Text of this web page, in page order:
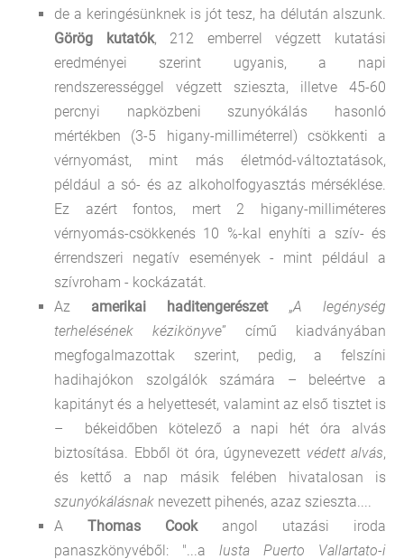
de a keringésünknek is jót tesz, ha délután alszunk.
Görög kutatók, 212 emberrel végzett kutatási
eredményei szerint ugyanis, a napi
rendszerességgel végzett szieszta, illetve 45-60
percnyi napközbeni szunyókálás hasonló
mértékben (3-5 higany-milliméterrel) csökkenti a
vérnyomást, mint más életmód-változtatások,
például a só- és az alkoholfogyasztás mérséklése.
Ez azért fontos, mert 2 higany-milliméteres
vérnyomás-csökkenés 10 %-kal enyhíti a szív- és
érrendszeri negatív események - mint például a
szívroham - kockázatát.
Az amerikai haditengerészet„A legénység
terhelésének kézikönyve” című kiadványában
megfogalmazottak szerint, pedig, a felszíni
hadihajókon szolgálók számára – beleértve a
kapitányt és a helyettesét, valamint az első tisztet is
– békeidőben kötelező a napi hét óra alvás
biztosítása. Ebből öt óra, úgynevezett védett alvás,
és kettő a nap másik felében hivatalosan is
szunyókálásnak nevezett pihenés, azaz szieszta....
A
Thomas Cookangol utazási iroda
panaszkönyvéből: "...a lusta Puerto Vallartato-i